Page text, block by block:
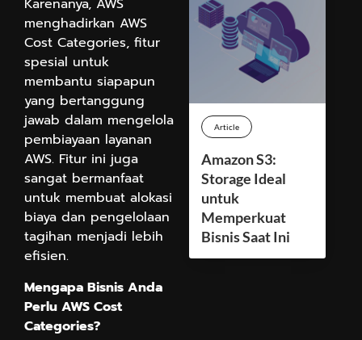
Karenanya, AWS
menghadirkan AWS
Cost Categories, fitur
spesial untuk
membantu siapapun
yang bertanggung
jawab dalam mengelola
pembiayaan layanan
AWS. Fitur ini juga
sangat bermanfaat
untuk membuat alokasi
biaya dan pengelolaan
tagihan menjadi lebih
efisien.
Mengapa Bisnis Anda
Perlu AWS Cost
Categories?
Article
Amazon S3:
Storage Ideal
untuk
Memperkuat
Bisnis Saat Ini